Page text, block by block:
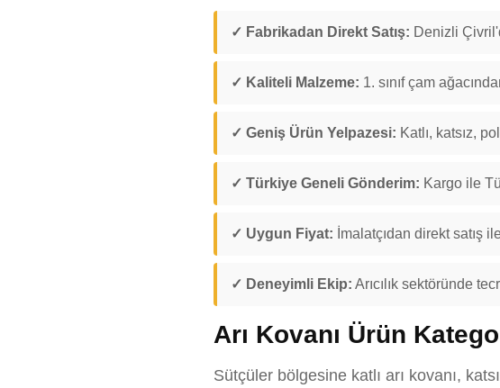
✓ Fabrikadan Direkt Satış: Denizli
✓ Kaliteli Malzeme: 1. sınıf çam
✓ Geniş Ürün Yelpazesi: Katlı, katsız,
✓ Türkiye Geneli Gönderim: Kargo ile
✓ Uygun Fiyat: İmalatçıdan direkt satış
✓ Deneyimli Ekip: Arıcılık sektöründe
Arı Kovanı Ürün
Sütçüler bölgesine katlı arı kovanı,